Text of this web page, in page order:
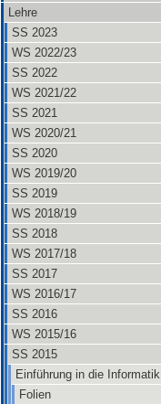
Lehre
SS 2023
WS 2022/23
SS 2022
WS 2021/22
SS 2021
WS 2020/21
SS 2020
WS 2019/20
SS 2019
WS 2018/19
SS 2018
WS 2017/18
SS 2017
WS 2016/17
SS 2016
WS 2015/16
SS 2015
Einführung in die Informatik
Folien